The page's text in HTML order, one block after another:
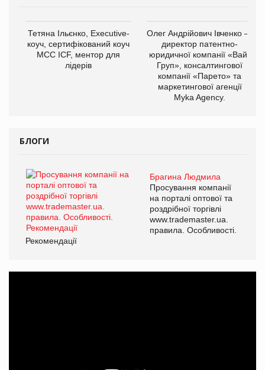
Тетяна Ільєнко, Executive-
коуч, сертифікований коуч
МСС ICF, ментор для
лідерів
Олег Андрійович Івченко —
директор патентно-
юридичної компанії «Вайз
Груп», консалтингової
компанії «Парето» та
маркетингової агенції
Myka Agency.
БЛОГИ
Брагина Людмила
Просування компанії
на порталі оптової та
роздрібної торгівлі
www.trademaster.ua.
правила. Особливості.
Рекомендації